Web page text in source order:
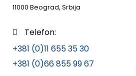
11000 Beograd, Srbija
Telefon:
+381 (0)11 655 35 30
+381 (0)66 855 99 67